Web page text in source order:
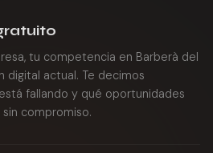
tu competencia en Barberà del
digital actual. Te decimos
fallando y qué oportunidades
compromiso.